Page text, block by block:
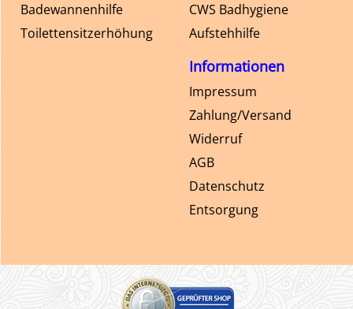
CWS Badhygiene
Aufstehhilfe
Badewannenhilfe
Toilettensitzerhöhung
Informationen
Impressum
Zahlung/Versand
Widerruf
AGB
Datenschutz
Entsorgung